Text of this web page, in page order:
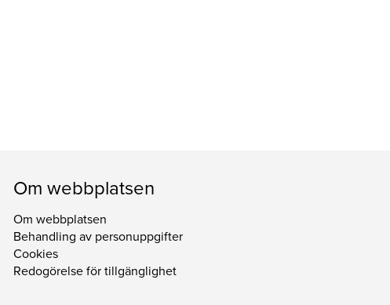
Om webbplatsen
Om webbplatsen
Behandling av personuppgifter
Cookies
Redogörelse för tillgänglighet